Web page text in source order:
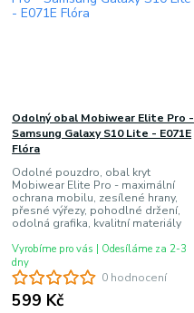
0 hodnocení
Odolný obal Mobiwear Elite Pro -
Samsung Galaxy S10 Lite - E071E
Flóra
Odolné pouzdro, obal kryt
Mobiwear Elite Pro - maximální
ochrana mobilu, zesílené hrany,
přesné výřezy, pohodlné držení,
odolná grafika, kvalitní materiály
599 Kč
Vyrobíme pro vás | Odesíláme za 2-3
dny